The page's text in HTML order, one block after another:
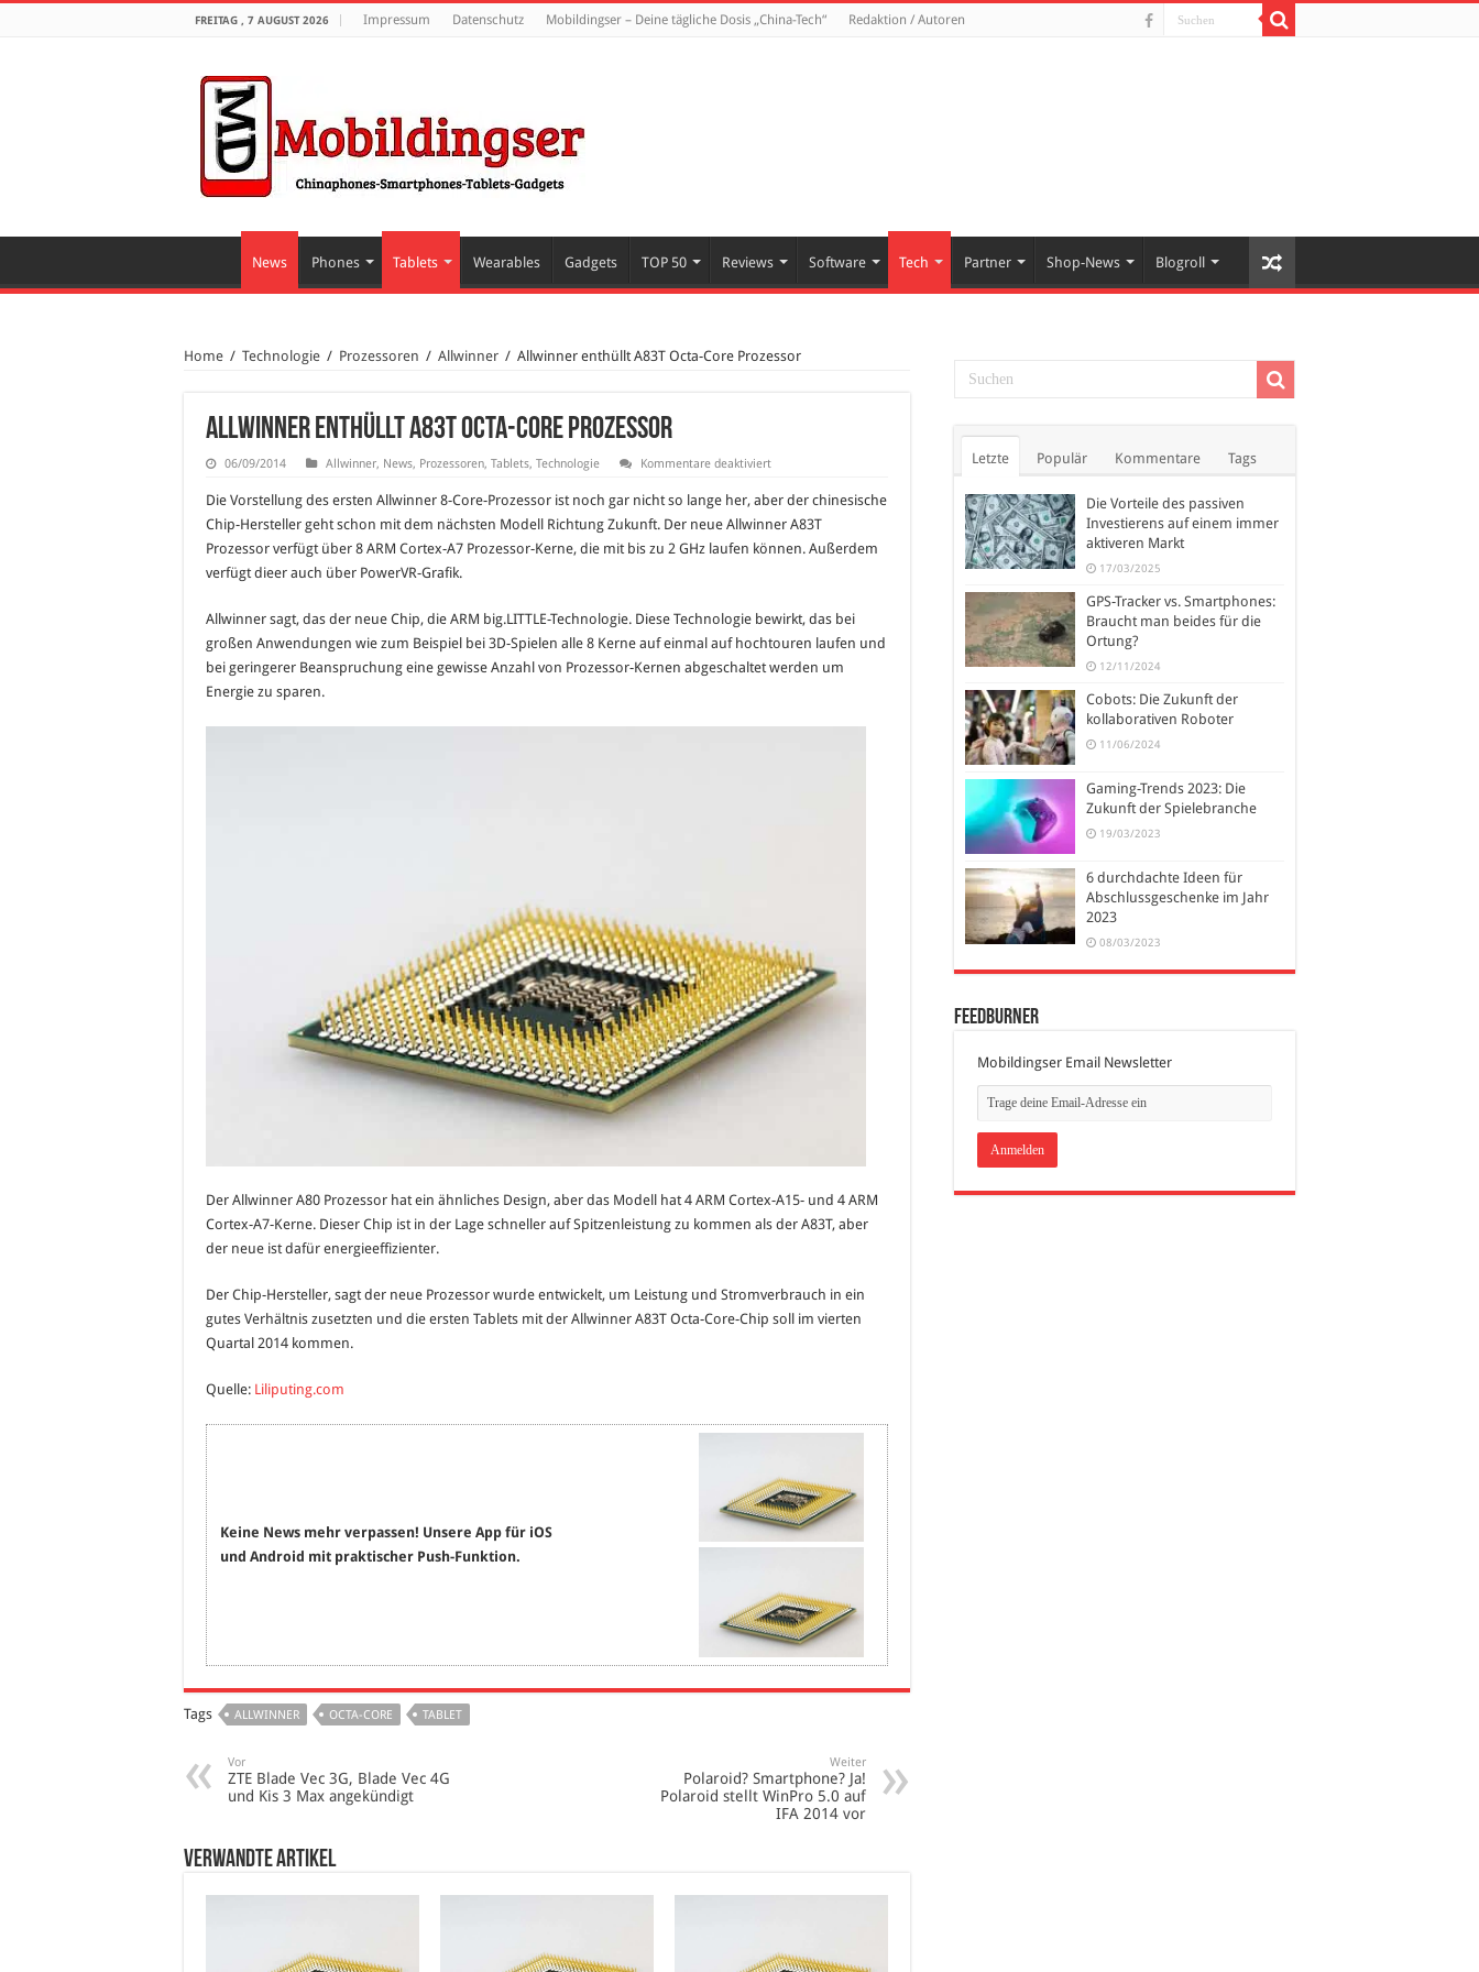
FREITAG , 7 AUGUST 2026 Impressum Datenschutz Mobildingser – Deine tägliche Dosis „China-Tech“ Redaktion / Autoren
News Phones Tablets Wearables Gadgets TOP 50 Reviews Software Tech Partner Shop-News Blogroll
Home / Technologie / Prozessoren / Allwinner / Allwinner enthüllt A83T Octa-Core Prozessor
Allwinner enthüllt A83T Octa-Core Prozessor
06/09/2014 Allwinner, News, Prozessoren, Tablets, Technologie Kommentare deaktiviertfür
enthüllt
A83T
Octa-
Core
Prozessor
Die Vorstellung des ersten Allwinner 8-Core-Prozessor ist noch gar nicht so lange her, aber der chinesische
Chip-Hersteller geht schon mit dem nächsten Modell Richtung Zukunft. Der neue Allwinner A83T
Prozessor verfügt über 8 ARM Cortex-A7 Prozessor-Kerne, die mit bis zu 2 GHz laufen können. Außerdem
verfügt dieer auch über PowerVR-Grafik.
Allwinner sagt, das der neue Chip, die ARM big.LITTLE-Technologie. Diese Technologie bewirkt, das bei
großen Anwendungen wie zum Beispiel bei 3D-Spielen alle 8 Kerne auf einmal auf hochtouren laufen und
bei geringerer Beanspruchung eine gewisse Anzahl von Prozessor-Kernen abgeschaltet werden um
Energie zu sparen.
Der Allwinner A80 Prozessor hat ein ähnliches Design, aber das Modell hat 4 ARM Cortex-A15- und 4 ARM
Cortex-A7-Kerne. Dieser Chip ist in der Lage schneller auf Spitzenleistung zu kommen als der A83T, aber
der neue ist dafür energieeffizienter.
Der Chip-Hersteller, sagt der neue Prozessor wurde entwickelt, um Leistung und Stromverbrauch in ein
gutes Verhältnis zusetzten und die ersten Tablets mit der Allwinner A83T Octa-Core-Chip soll im vierten
Quartal 2014 kommen.
Quelle: Liliputing.com
Keine News mehr verpassen! Unsere App für iOS
und Android mit praktischer Push-Funktion.
Tags ALLWINNER OCTA-CORE TABLET
Vor
ZTE Blade Vec 3G, Blade Vec 4G
und Kis 3 Max angekündigt
Weiter
Polaroid? Smartphone? Ja!
Polaroid stellt WinPro 5.0 auf
IFA 2014 vor
verwandte Artikel
Letzte Populär Kommentare Tags
Die Vorteile des passiven
Investierens auf einem immer
aktiveren Markt
17/03/2025
GPS-Tracker vs. Smartphones:
Braucht man beides für die
Ortung?
12/11/2024
Cobots: Die Zukunft der
kollaborativen Roboter
11/06/2024
Gaming-Trends 2023: Die
Zukunft der Spielebranche
19/03/2023
6 durchdachte Ideen für
Abschlussgeschenke im Jahr
2023
08/03/2023
FeedBurner
Mobildingser Email Newsletter